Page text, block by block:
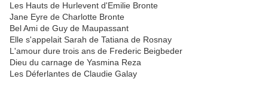
Les Hauts de Hurlevent d'Emilie Bronte
Jane Eyre de Charlotte Bronte
Bel Ami de Guy de Maupassant
Elle s'appelait Sarah de Tatiana de Rosnay
L'amour dure trois ans de Frederic Beigbeder
Dieu du carnage de Yasmina Reza
Les Déferlantes de Claudie Galay